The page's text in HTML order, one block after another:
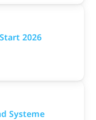
2026
Systeme